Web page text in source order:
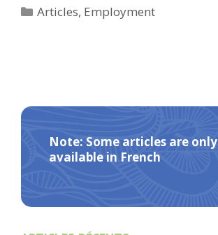
Categories
Articles, Employment
Note: Some articles are only
available in French